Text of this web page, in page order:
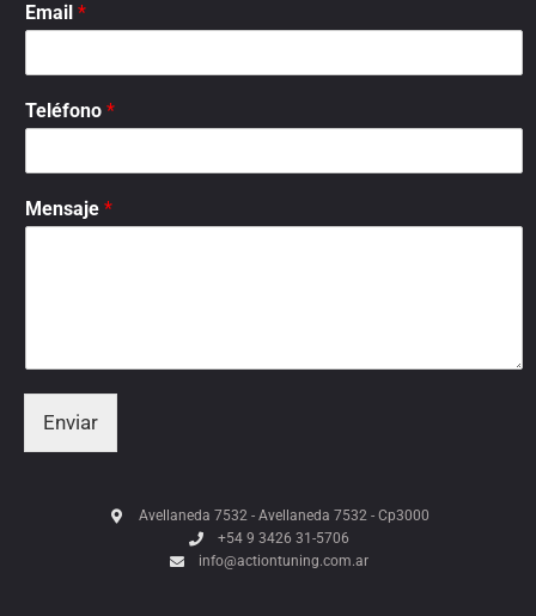
Email *
Teléfono *
Mensaje *
Enviar
Avellaneda 7532 - Avellaneda 7532 - Cp3000
+54 9 3426 31-5706
info@actiontuning.com.ar